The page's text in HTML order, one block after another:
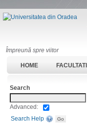
Împreună spre viitor
HOME FACULTATI
Search
Advanced:
Search Help